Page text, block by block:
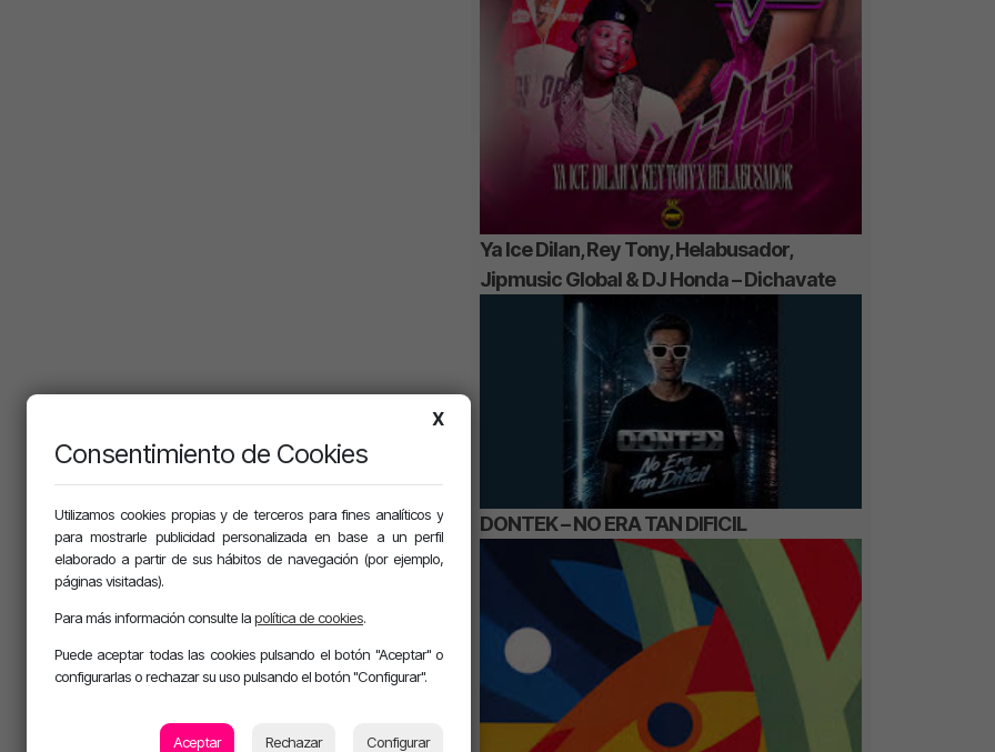
Ya Ice Dilan, Rey Tony, Helabusador,
Jipmusic Global & DJ Honda – Dichavate
DONTEK – NO ERA TAN DIFICIL
X
Consentimiento de Cookies
Utilizamos cookies propias y de terceros para fines analíticos y
para mostrarle publicidad personalizada en base a un perfil
elaborado a partir de sus hábitos de navegación (por ejemplo,
páginas visitadas).
Para más información consulte lapolítica de cookies.
Puede aceptar todas las cookies pulsando el botón "Aceptar" o
configurarlas o rechazar su uso pulsando el botón "Configurar".
Aceptar Rechazar Configurar